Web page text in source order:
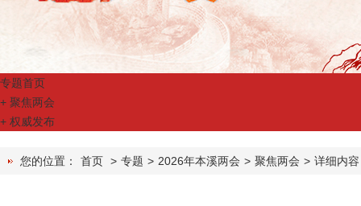
专题首页
+ 聚焦两会
+ 权威发布
您的位置： 首页 > 专题 > 2026年本溪两会 > 聚焦两会 > 详细内容